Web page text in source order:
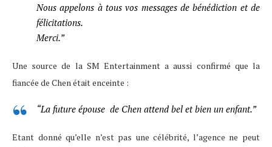
Nous appelons à tous vos messages de bénédiction et de
félicitations.
Merci.”
Une source de la SM Entertainment a aussi confirmé que la
fiancée de Chen était enceinte :
“La future épouse de Chen attend bel et bien un enfant.”
Etant donné qu’elle n’est pas une célébrité, l’agence ne peut